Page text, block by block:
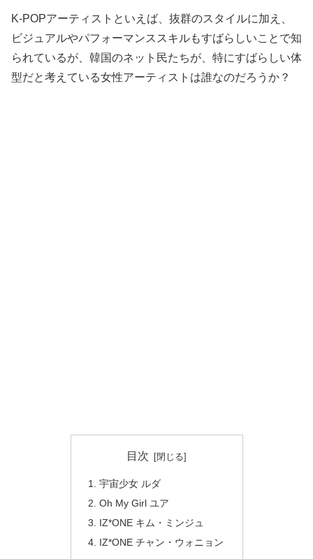
K-POPアーティストといえば、抜群のスタイルに加え、
ビジュアルやパフォーマンススキルもすばらしいことで知
られているが、韓国のネット民たちが、特にすばらしい体
型だと考えている女性アーティストは誰なのだろうか？
目次
宇宙少女 ルダ
Oh My Girl ユア
IZ*ONE キム・ミンジュ
IZ*ONE チャン・ウォニョン